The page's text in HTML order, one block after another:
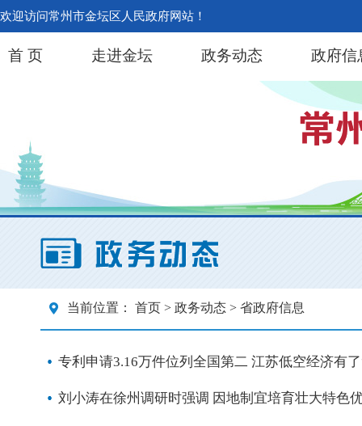
欢迎访问常州市金坛区人民政府网站！
首 页 走进金坛 政务动态 政府信
当前位置： 首页 > 政务动态 > 省政府信息
专利申请3.16万件位列全国第二 江苏低空经济有
刘小涛在徐州调研时强调 因地制宜培育壮大特色